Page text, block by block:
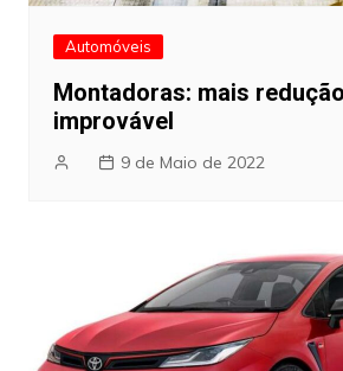
Automóveis
Montadoras: mais
improvável
9 de Maio de 2022